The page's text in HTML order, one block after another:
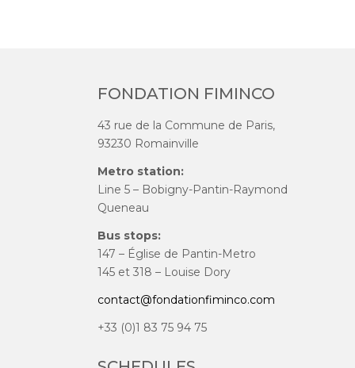
FONDATION FIMINCO
43 rue de la Commune de Paris,
93230 Romainville
Metro station:
Line 5 – Bobigny-Pantin-Raymond
Queneau
Bus stops:
147 – Église de Pantin-Metro
145 et 318 – Louise Dory
contact@fondationfiminco.com
+33 (0)1 83 75 94 75